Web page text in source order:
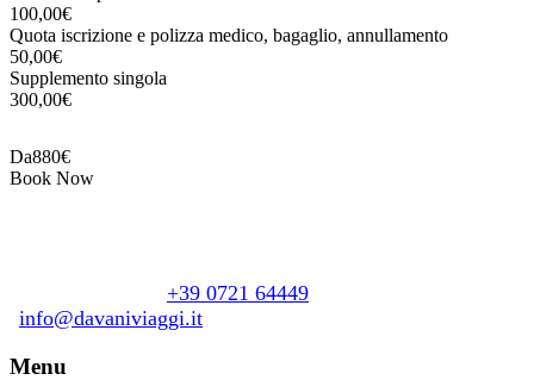
100,00€
Quota iscrizione e polizza medico, bagaglio, annullamento
50,00€
Supplemento singola
300,00€
Da880€
Book Now
+39 0721 64449
info@davaniviaggi.it
Menu